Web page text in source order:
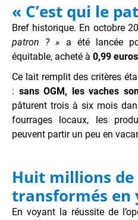
« C’est qui le
Bref historique. En octobre
patron ? » a été lancée
équitable, acheté à 0,99
Ce lait remplit des critères
: sans OGM, les vaches
pâturent trois à six mois
fourrages locaux, les
peuvent partir un peu en
Huit millions
transformés en
En voyant la réussite de